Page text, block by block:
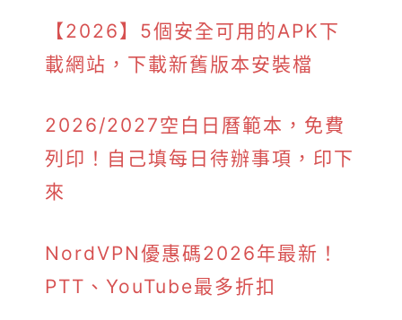
【2026】5個安全可用的APK下
載網站，下載新舊版本安裝檔
2026/2027空白日曆範本，免費
列印！自己填每日待辦事項，印下
來
NordVPN優惠碼2026年最新！
PTT、YouTube最多折扣